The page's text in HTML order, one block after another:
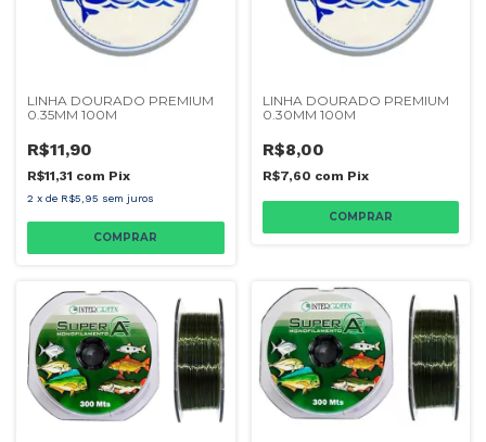
LINHA DOURADO PREMIUM
0.35MM 100M
R$11,90
R$11,31 com Pix
2 x de R$5,95 sem juros
LINHA DOURADO PREMIUM
0.30MM 100M
R$8,00
R$7,60 com Pix